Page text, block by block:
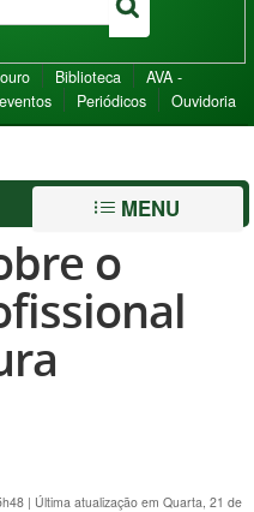
Biblioteca
AVA -
Periódicos Ouvidoria
MENU
o
| Última atualização em Quarta, 21 de